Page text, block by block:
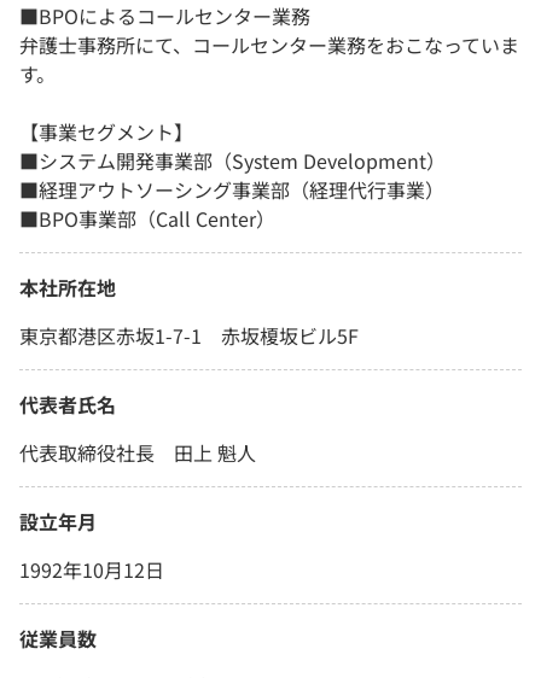
■BPOによるコールセンター業務
弁護士事務所にて、コールセンター業務をおこなっていま
す。
【事業セグメント】
■システム開発事業部（System Development）
■経理アウトソーシング事業部（経理代行事業）
■BPO事業部（Call Center）
本社所在地
東京都港区赤坂1-7-1 赤坂榎坂ビル5F
代表者氏名
代表取締役社長 田上 魁人
設立年月
1992年10月12日
従業員数